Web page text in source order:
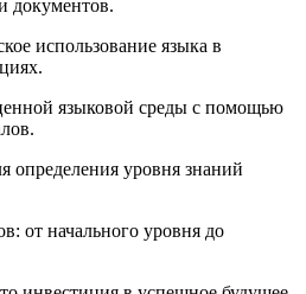
документов.
использование языка в
языковой среды с помощью
определения уровня знаний
от начального уровня до